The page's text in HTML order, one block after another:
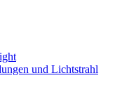
und Lichtstrahl